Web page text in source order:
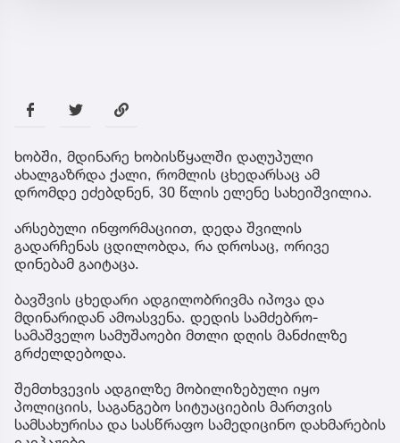
ხობში, მდინარე ხობისწყალში დაღუპული
ახალგაზრდა ქალი, რომლის ცხედარსაც ამ
დრომდე ეძებდნენ, 30 წლის ელენე სახეიშვილია.
არსებული ინფორმაციით, დედა შვილის
გადარჩენას ცდილობდა, რა დროსაც, ორივე
დინებამ გაიტაცა.
ბავშვის ცხედარი ადგილობრივმა იპოვა და
მდინარიდან ამოასვენა. დედის სამძებრო-
სამაშველო სამუშაოები მთლი დღის მანძილზე
გრძელდებოდა.
შემთხვევის ადგილზე მობილიზებული იყო
პოლიციის, საგანგებო სიტუაციების მართვის
სამსახურისა და სასწრაფო სამედიცინო დახმარების